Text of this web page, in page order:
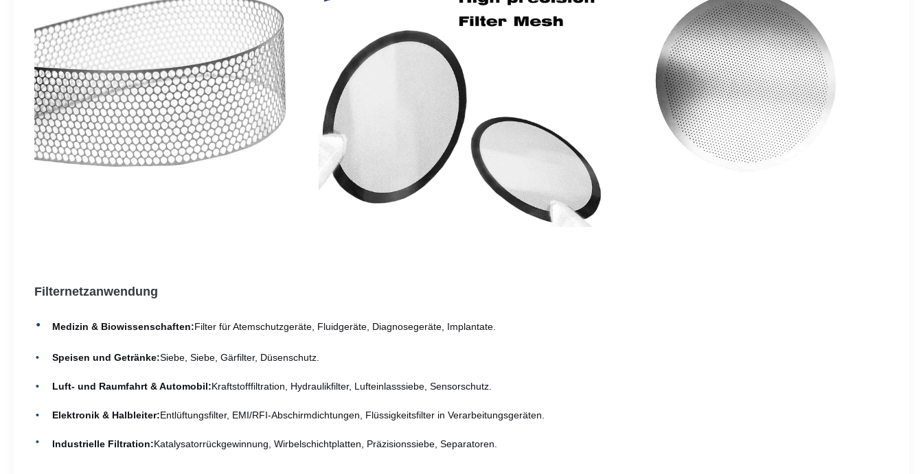
Filternetzanwendung
Medizin & Biowissenschaften:Filter für Atemschutzgeräte, Fluidgeräte, Diagnosegeräte, Implantate.
Speisen und Getränke:Siebe, Siebe, Gärfilter, Düsenschutz.
Luft- und Raumfahrt & Automobil:Kraftstofffiltration, Hydraulikfilter, Lufteinlasssiebe, Sensorschutz.
Elektronik & Halbleiter:Entlüftungsfilter, EMI/RFI-Abschirmdichtungen, Flüssigkeitsfilter in Verarbeitungsgeräten.
Industrielle Filtration:Katalysatorrückgewinnung, Wirbelschichtplatten, Präzisionssiebe, Separatoren.